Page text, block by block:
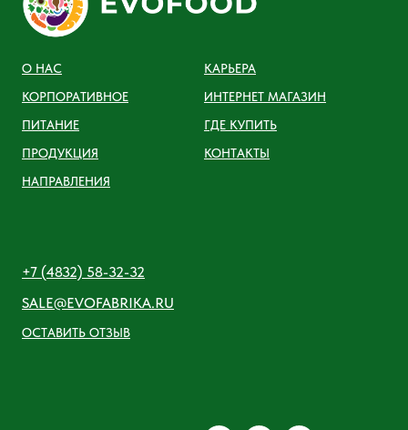
О НАС
КОРПОРАТИВНОЕ
ПИТАНИЕ
ПРОДУКЦИЯ
НАПРАВЛЕНИЯ
КАРЬЕРА
ИНТЕРНЕТ МАГАЗИН
ГДЕ КУПИТЬ
КОНТАКТЫ
+7 (4832) 58-32-32
SALE@EVOFABRIKA.RU
ОСТАВИТЬ ОТЗЫВ